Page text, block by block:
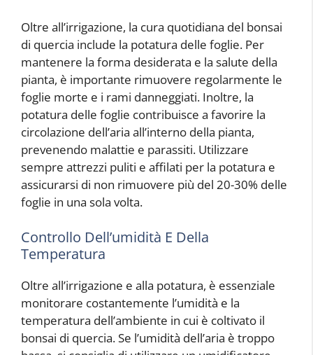
Oltre all’irrigazione, la cura quotidiana del bonsai
di quercia include la potatura delle foglie. Per
mantenere la forma desiderata e la salute della
pianta, è importante rimuovere regolarmente le
foglie morte e i rami danneggiati. Inoltre, la
potatura delle foglie contribuisce a favorire la
circolazione dell’aria all’interno della pianta,
prevenendo malattie e parassiti. Utilizzare
sempre attrezzi puliti e affilati per la potatura e
assicurarsi di non rimuovere più del 20-30% delle
foglie in una sola volta.
Controllo Dell’umidità E Della
Temperatura
Oltre all’irrigazione e alla potatura, è essenziale
monitorare costantemente l’umidità e la
temperatura dell’ambiente in cui è coltivato il
bonsai di quercia. Se l’umidità dell’aria è troppo